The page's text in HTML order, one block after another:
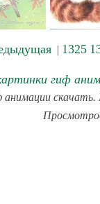
| 1325
гиф
анимации